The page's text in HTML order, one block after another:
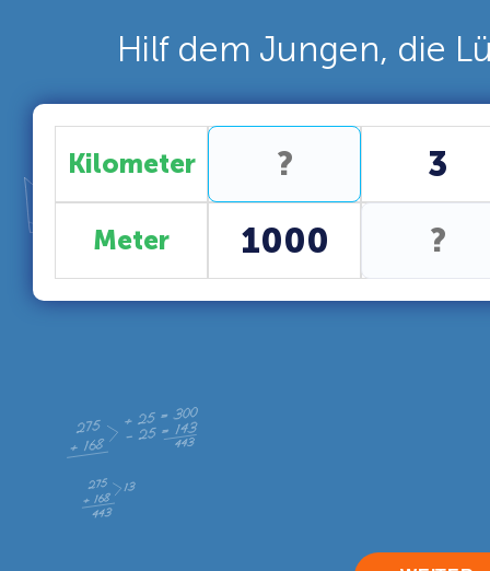
Hilf dem Jungen, die
Kilometer 3
Meter 1000